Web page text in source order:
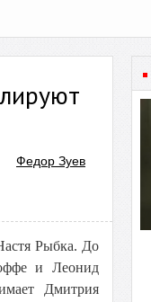
Федор Зуев
Рыбка. До
и Леонид
Дмитрия